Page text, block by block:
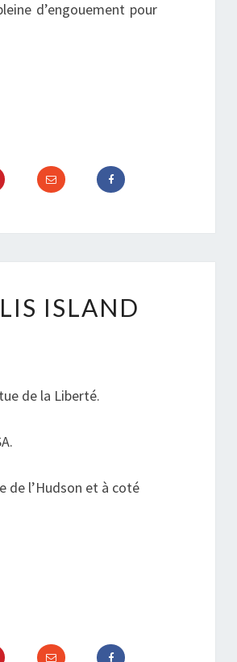
d’engouement pour
ISLAND
de la Liberté.
de l’Hudson et à coté